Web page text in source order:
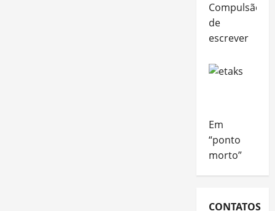
Compulsão
de
escrever
Em
“ponto
morto”
CONTATOS